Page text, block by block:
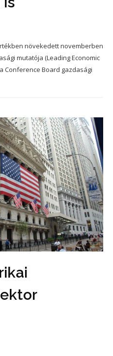
növekedett novemberben
mutatója (Leading Economic
Conference Board gazdasági